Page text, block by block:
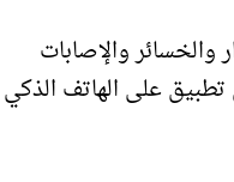
والإصابات
على الهاتف الذكي